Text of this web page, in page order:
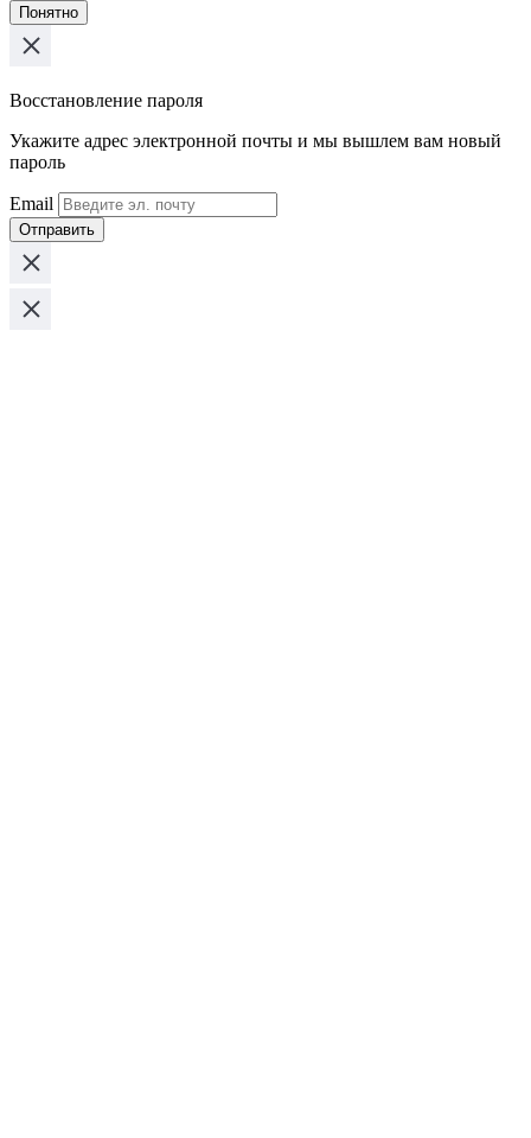
Понятно
Восстановление пароля
Укажите адрес электронной почты и мы вышлем вам новый
пароль
Email
Отправить